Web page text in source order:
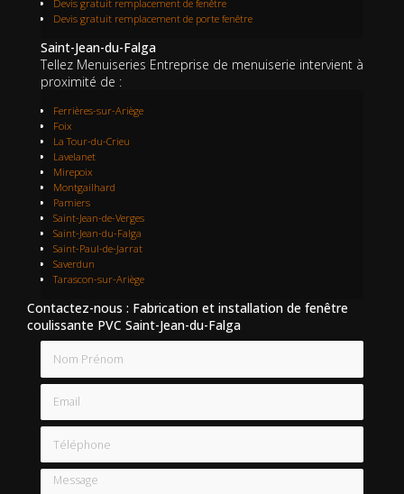
Devis gratuit remplacement de fenêtre
Devis gratuit remplacement de porte fenêtre
Saint-Jean-du-Falga
Tellez Menuiseries Entreprise de menuiserie intervient à
proximité de :
Ferrières-sur-Ariège
Foix
La Tour-du-Crieu
Lavelanet
Mirepoix
Montgailhard
Pamiers
Saint-Jean-de-Verges
Saint-Jean-du-Falga
Saint-Paul-de-Jarrat
Saverdun
Tarascon-sur-Ariège
Contactez-nous : Fabrication et installation de fenêtre
coulissante PVC Saint-Jean-du-Falga
Email
Téléphone
Message